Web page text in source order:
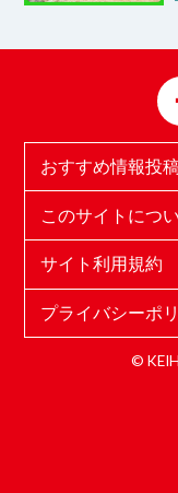
おすすめ情報投
このサイトにつ
サイト利用規約
プライバシーポ
©